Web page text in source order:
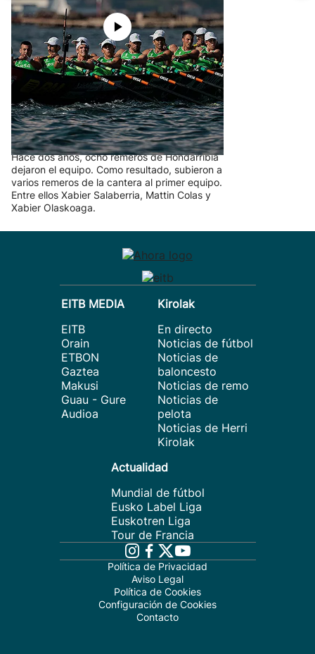
Hondarribia, en pleno relevo
generacional
Hace dos años, ocho remeros de Hondarribia
dejaron el equipo. Como resultado, subieron a
varios remeros de la cantera al primer equipo.
Entre ellos Xabier Salaberria, Mattin Colas y
Xabier Olaskoaga.
EITB MEDIA
EITB
Orain
ETBON
Gaztea
Makusi
Guau - Gure
Audioa
Kirolak
En directo
Noticias de fútbol
Noticias de
baloncesto
Noticias de remo
Noticias de
pelota
Noticias de Herri
Kirolak
Actualidad
Mundial de fútbol
Eusko Label Liga
Euskotren Liga
Tour de Francia
Política de Privacidad
Aviso Legal
Política de Cookies
Configuración de Cookies
Contacto